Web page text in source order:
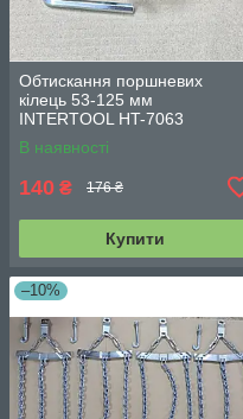
Обтискання поршневих
кілець 53-125 мм
INTERTOOL HT-7063
В наявності
140 ₴ 176 ₴
Купити
–10%